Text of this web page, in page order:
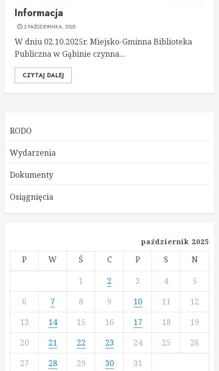
Informacja
2 PAŹDZIERNIKA, 2025
W dniu 02.10.2025r. Miejsko-Gminna Biblioteka
Publiczna w Gąbinie czynna...
CZYTAJ DALEJ
RODO
Wydarzenia
Dokumenty
Osiągnięcia
październik 2025
P W Ś C P S
N
1
2 3 4
5
6
7 8 9 10 11
12
13
14 15 16 17 18
19
20
21 22 23 24 25
26
27
28 29 30 31